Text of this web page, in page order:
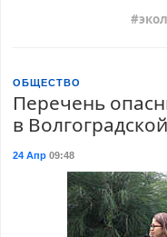
ОБЩЕСТВО
Перечень
в
24 Апр09:48